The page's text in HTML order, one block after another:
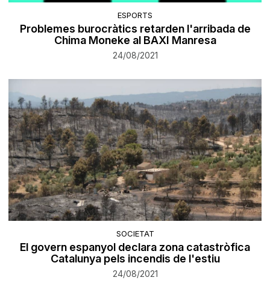
ESPORTS
Problemes burocràtics retarden l'arribada de
Chima Moneke al BAXI Manresa
24/08/2021
SOCIETAT
El govern espanyol declara zona catastròfica
Catalunya pels incendis de l'estiu
24/08/2021